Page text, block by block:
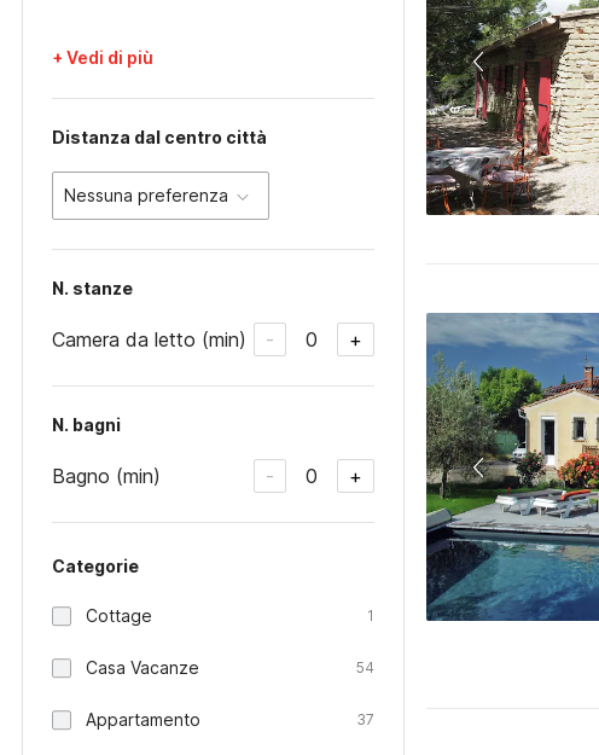
+ Vedi di più
Distanza dal centro città
Nessuna preferenza
N. stanze
Camera da letto (min) - 0 +
N. bagni
Bagno (min) - 0 +
Categorie
Cottage 1
Casa Vacanze 54
Appartamento 37